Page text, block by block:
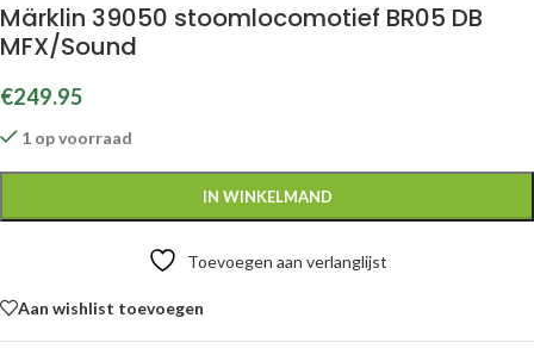
Märklin 39050 stoomlocomotief BR05 DB
MFX/Sound
€249.95
1 op voorraad
IN WINKELMAND
Toevoegen aan verlanglijst
Aan wishlist toevoegen